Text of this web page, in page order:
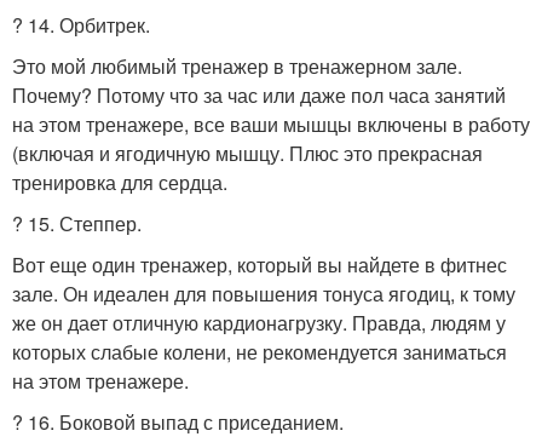
? 14. Орбитрек.
Это мой любимый тренажер в тренажерном зале.
Почему? Потому что за час или даже пол часа занятий
на этом тренажере, все ваши мышцы включены в работу
(включая и ягодичную мышцу. Плюс это прекрасная
тренировка для сердца.
? 15. Степпер.
Вот еще один тренажер, который вы найдете в фитнес
зале. Он идеален для повышения тонуса ягодиц, к тому
же он дает отличную кардионагрузку. Правда, людям у
которых слабые колени, не рекомендуется заниматься
на этом тренажере.
? 16. Боковой выпад с приседанием.